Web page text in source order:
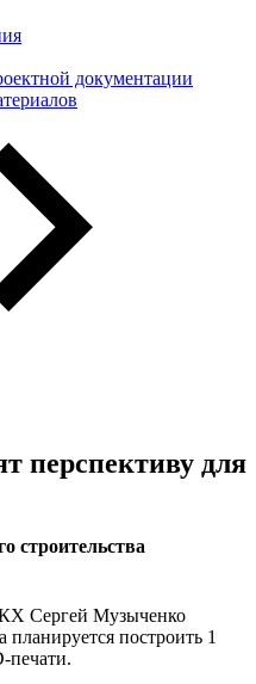
документации
перспективу для
строительства
Сергей Музыченко
планируется построить 1
печати.